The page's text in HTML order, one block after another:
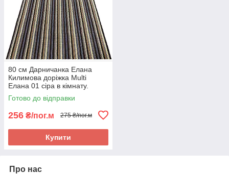
80 см Дарничанка Елана
Килимова доріжка Multi
Елана 01 сіра в кімнату.
Якісна килимова доріжка
Готово до відправки
256 ₴/пог.м 275 ₴/пог.м
Купити
Про нас